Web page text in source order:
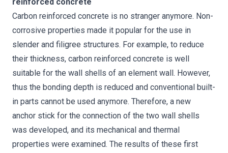
Carbon reinforced concrete is no stranger anymore. Non-
corrosive properties made it popular for the use in
slender and filigree structures. For example, to reduce
their thickness, carbon reinforced concrete is well
suitable for the wall shells of an element wall. However,
thus the bonding depth is reduced and conventional built-
in parts cannot be used anymore. Therefore, a new
anchor stick for the connection of the two wall shells
was developed, and its mechanical and thermal
properties were examined. The results of these first